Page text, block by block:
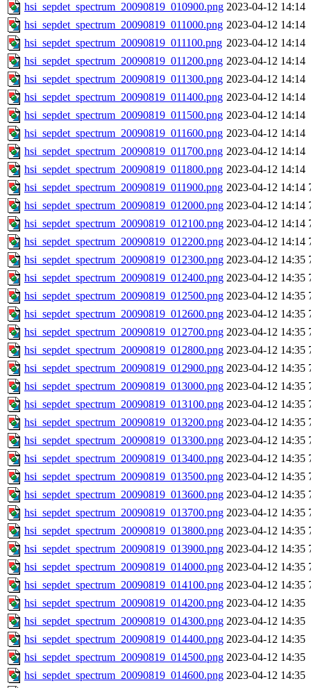
hsi_sepdet_spectrum_20090819_010900.png 2023-04-12 14:14
hsi_sepdet_spectrum_20090819_011000.png 2023-04-12 14:14
hsi_sepdet_spectrum_20090819_011100.png 2023-04-12 14:14
hsi_sepdet_spectrum_20090819_011200.png 2023-04-12 14:14
hsi_sepdet_spectrum_20090819_011300.png 2023-04-12 14:14
hsi_sepdet_spectrum_20090819_011400.png 2023-04-12 14:14
hsi_sepdet_spectrum_20090819_011500.png 2023-04-12 14:14
hsi_sepdet_spectrum_20090819_011600.png 2023-04-12 14:14
hsi_sepdet_spectrum_20090819_011700.png 2023-04-12 14:14
hsi_sepdet_spectrum_20090819_011800.png 2023-04-12 14:14
hsi_sepdet_spectrum_20090819_011900.png 2023-04-12 14:14
hsi_sepdet_spectrum_20090819_012000.png 2023-04-12 14:14
hsi_sepdet_spectrum_20090819_012100.png 2023-04-12 14:14
hsi_sepdet_spectrum_20090819_012200.png 2023-04-12 14:14
hsi_sepdet_spectrum_20090819_012300.png 2023-04-12 14:35
hsi_sepdet_spectrum_20090819_012400.png 2023-04-12 14:35
hsi_sepdet_spectrum_20090819_012500.png 2023-04-12 14:35
hsi_sepdet_spectrum_20090819_012600.png 2023-04-12 14:35
hsi_sepdet_spectrum_20090819_012700.png 2023-04-12 14:35
hsi_sepdet_spectrum_20090819_012800.png 2023-04-12 14:35
hsi_sepdet_spectrum_20090819_012900.png 2023-04-12 14:35
hsi_sepdet_spectrum_20090819_013000.png 2023-04-12 14:35
hsi_sepdet_spectrum_20090819_013100.png 2023-04-12 14:35
hsi_sepdet_spectrum_20090819_013200.png 2023-04-12 14:35
hsi_sepdet_spectrum_20090819_013300.png 2023-04-12 14:35
hsi_sepdet_spectrum_20090819_013400.png 2023-04-12 14:35
hsi_sepdet_spectrum_20090819_013500.png 2023-04-12 14:35
hsi_sepdet_spectrum_20090819_013600.png 2023-04-12 14:35
hsi_sepdet_spectrum_20090819_013700.png 2023-04-12 14:35
hsi_sepdet_spectrum_20090819_013800.png 2023-04-12 14:35
hsi_sepdet_spectrum_20090819_013900.png 2023-04-12 14:35
hsi_sepdet_spectrum_20090819_014000.png 2023-04-12 14:35
hsi_sepdet_spectrum_20090819_014100.png 2023-04-12 14:35
hsi_sepdet_spectrum_20090819_014200.png 2023-04-12 14:35
hsi_sepdet_spectrum_20090819_014300.png 2023-04-12 14:35
hsi_sepdet_spectrum_20090819_014400.png 2023-04-12 14:35
hsi_sepdet_spectrum_20090819_014500.png 2023-04-12 14:35
hsi_sepdet_spectrum_20090819_014600.png 2023-04-12 14:35